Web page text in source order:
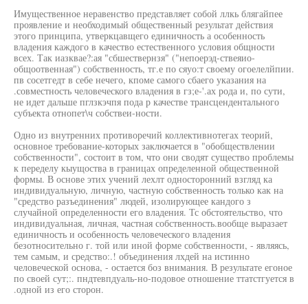
Имущественное неравенство представляет собой ллкь блягайпее
проявление и необходимый общественный результат действия
этого принципа, утверкцавщего единичность а особенность
владения каждого в качество естественного условия общности
всех. Так иазквае?:ая "сбшествернзя" ("непоерэд-ствеяио-
общоотвенная") собственность, тг.е по сяуо:т своему огоелелйпии.
пв сосетгедт в себе нечего, кпоме самого сбаего указания на
.совместность человеческого владения в гз;е-'.ах рода и, по сути,
не идет дальше пглзкэчпя пода р качестве трансцендентального
субъекта отнопет\ч собствеи-ности.
Одно из внутренних противоречий коллективнотегах теорий,
основное требование-которых заключается в "обобществлении
собственности", состоит в том, что они сводят существо проблемы
к переделу кыущоства в границах определенной общественной
формы. В основе этих учений лехлт односторонний взгляд ка
индивидуальную, личную, частную собственность только как на
"средство разъединения" людей, изолирующее кандого з
случайной определенности его владения. Тс обстоятельство, что
индивидуальная, личная, частная собственность.вообще выразает
единичность и особенность человеческого владения
безотносительно г. той или иной форме собственности, - являясь,
тем самым, и средство:.! объединения лхдей на истинно
человеческой основа, - остается боз внимания. В результате егоное
по своей сут;:. пндтевпдуаль-но-подовое отношение ттатстгуется в
.одной из его сторон.